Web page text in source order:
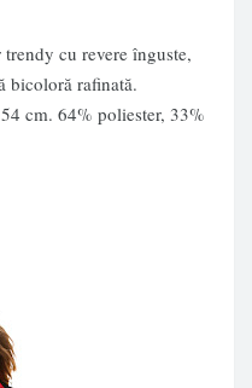
cu revere înguste,
bicoloră rafinată.
cm. 64% poliester, 33%